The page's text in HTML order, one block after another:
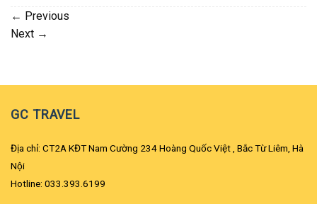
← Previous
Next →
GC TRAVEL
Địa chỉ: CT2A KĐT Nam Cường 234 Hoàng Quốc Việt , Bắc Từ Liêm, Hà
Nội
Hotline: 033.393.6199